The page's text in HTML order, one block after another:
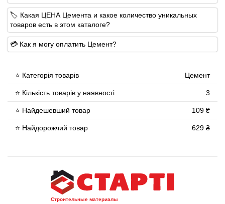
🏷 Какая ЦЕНА Цемента и какое количество уникальных
товаров есть в этом каталоге?
💳 Как я могу оплатить Цемент?
⭐ Категорія товарів Цемент
⭐ Кількість товарів у наявності 3
⭐ Найдешевший товар 109 ₴
⭐ Найдорожчий товар 629 ₴
Строительные материалы